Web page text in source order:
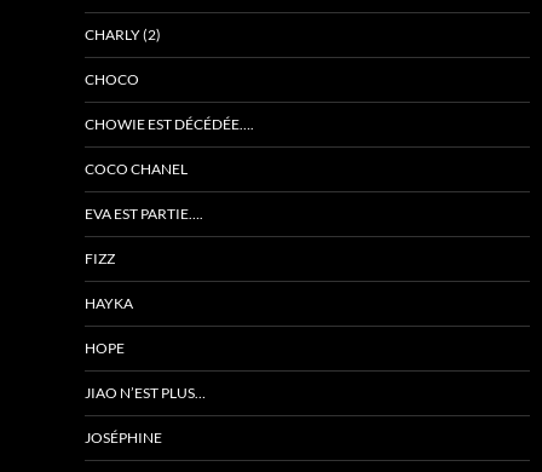
CHARLY (2)
CHOCO
CHOWIE EST DÉCÉDÉE….
COCO CHANEL
EVA EST PARTIE….
FIZZ
HAYKA
HOPE
JIAO N’EST PLUS…
JOSÉPHINE